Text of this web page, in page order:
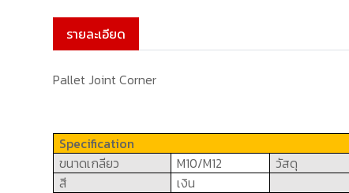
รายละเอียด
Pallet Joint Corner
Specification
ขนาดเกลียว
M10/M12 วัสดุ
สี
เงิน